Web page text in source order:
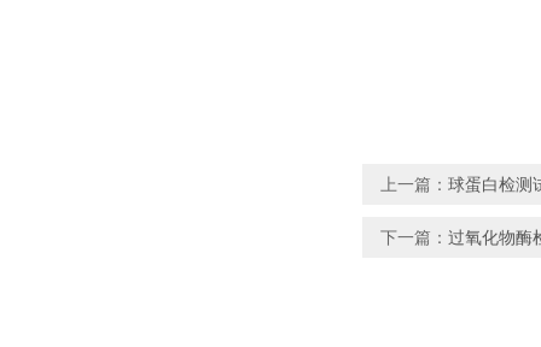
上一篇： 球蛋白检测
下一篇： 过氧化物酶